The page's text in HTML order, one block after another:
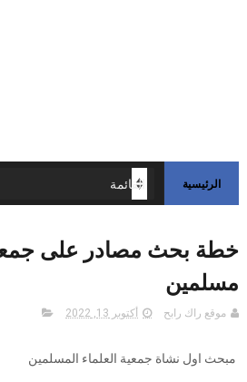
الرئيسية
خطة بحث مصادر على
مسلمين
موقع راك رابح أكتوبر 13, 2022
مبحث اول نشاة جمعية العلماء المسلمين